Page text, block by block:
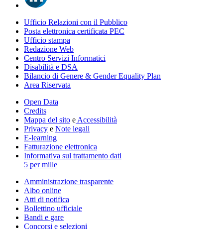
Ufficio Relazioni con il Pubblico
Posta elettronica certificata PEC
Ufficio stampa
Redazione Web
Centro Servizi Informatici
Disabilità e DSA
Bilancio di Genere & Gender Equality Plan
Area Riservata
Open Data
Credits
Mappa del sito e Accessibilità
Privacy e Note legali
E-learning
Fatturazione elettronica
Informativa sul trattamento dati
5 per mille
Amministrazione trasparente
Albo online
Atti di notifica
Bollettino ufficiale
Bandi e gare
Concorsi e selezioni